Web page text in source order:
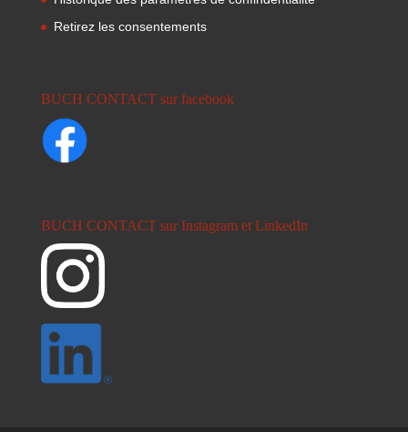
Retirez les consentements
BUCH CONTACT sur facebook
BUCH CONTACT sur Instagram et LinkedIn